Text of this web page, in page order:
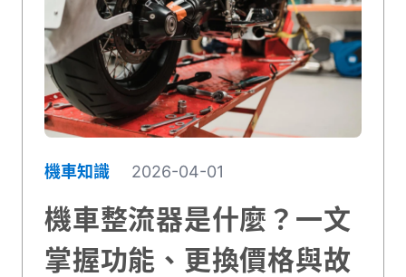
機車知識 2026-04-01
機車整流器是什麼？一文
掌握功能、更換價格與故